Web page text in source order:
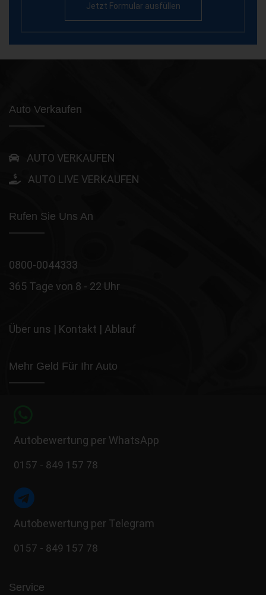
Jetzt Formular ausfüllen
Auto Verkaufen
AUTO VERKAUFEN
AUTO LIVE VERKAUFEN
Rufen Sie Uns An
0800-0044333
365 Tage von 8 - 22 Uhr
Über uns | Kontakt | Ablauf
Mehr Geld Für Ihr Auto
Autobewertung per WhatsApp
0157 - 849 157 78
Autobewertung per Telegram
0157 - 849 157 78
Service